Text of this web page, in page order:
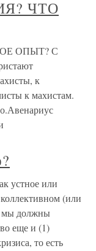
ЧТО
ОПЫТ? С
к
к махистам.
устное или
(или
мы должны
еще и (1)
то есть